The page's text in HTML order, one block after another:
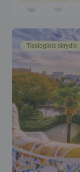
rgp rgs
Tiesioginis skrydis